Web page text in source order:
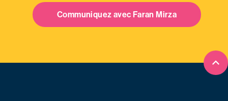
Communiquez avec Faran Mirza